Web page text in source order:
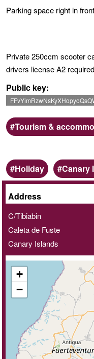
Parking space right in
Private 250ccm scooter
drivers license A2
Public key
Scope
Tourism &
Keywords
Holiday Canary
Online
/
Home
delivery
service
Address
C/Tibiabin
Caleta de Fuste
Canary Islands
+
−